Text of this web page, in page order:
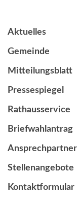
Aktuelles
Gemeinde
Mitteilungsblatt
Pressespiegel
Rathausservice
Briefwahlantrag
Ansprechpartner
Stellenangebote
Kontaktformular